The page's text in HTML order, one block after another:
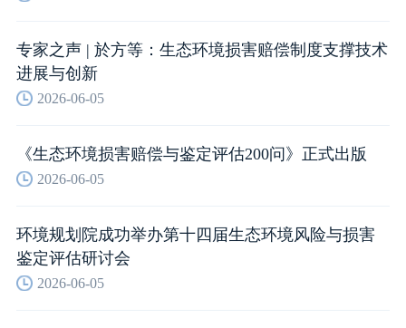
专家之声 | 於方等：生态环境损害赔偿制度支撑技术
进展与创新
2026-06-05
《生态环境损害赔偿与鉴定评估200问》正式出版
2026-06-05
环境规划院成功举办第十四届生态环境风险与损害
鉴定评估研讨会
2026-06-05